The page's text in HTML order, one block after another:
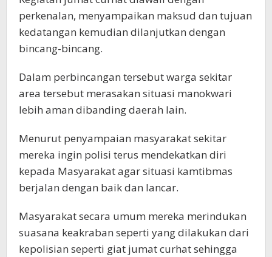
perkenalan, menyampaikan maksud dan tujuan
kedatangan kemudian dilanjutkan dengan
bincang-bincang.
Dalam perbincangan tersebut warga sekitar
area tersebut merasakan situasi manokwari
lebih aman dibanding daerah lain.
Menurut penyampaian masyarakat sekitar
mereka ingin polisi terus mendekatkan diri
kepada Masyarakat agar situasi kamtibmas
berjalan dengan baik dan lancar.
Masyarakat secara umum mereka merindukan
suasana keakraban seperti yang dilakukan dari
kepolisian seperti giat jumat curhat sehingga